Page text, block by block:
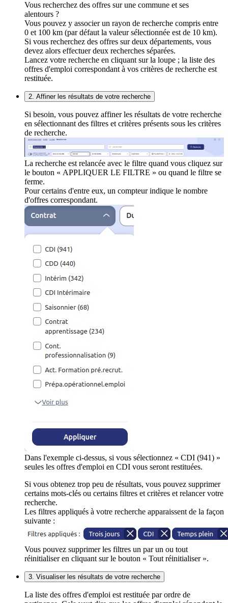
Vous recherchez des offres sur une commune et ses
alentours ?
Vous pouvez y associer un rayon de recherche compris entre
0 et 100 km (par défaut la valeur sélectionnée est de 10 km).
Si vous recherchez des offres sur deux départements, vous
devez alors effectuer deux recherches séparées.
Lancez votre recherche en cliquant sur la loupe ; la liste des
offres d'emploi correspondant à vos critères de recherche est
restituée.
2. Affiner les résultats de votre recherche
Si besoin, vous pouvez affiner les résultats de votre recherche
en sélectionnant des filtres et critères présents sous les critères
de recherche.
La recherche est relancée avec le filtre quand vous cliquez sur
le bouton « APPLIQUER LE FILTRE » ou quand le filtre se
ferme.
Pour certains d'entre eux, un compteur indique le nombre
d'offres correspondant.
Dans l'exemple ci-dessus, si vous sélectionnez « CDI (941) »
seules les offres d'emploi en CDI vous seront restituées.
Si vous obtenez trop peu de résultats, vous pouvez supprimer
certains mots-clés ou certains filtres et critères et relancer votre
recherche.
Les filtres appliqués à votre recherche apparaissent de la façon
suivante :
Vous pouvez supprimer les filtres un par un ou tout
réinitialiser en cliquant sur le bouton « Tout réinitialiser ».
3. Visualiser les résultats de votre recherche
La liste des offres d'emploi est restituée par ordre de